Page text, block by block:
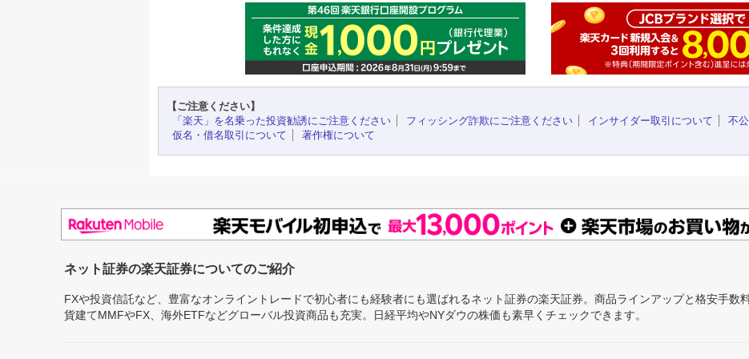
【ご注意ください】
「楽天」を名乗った投資勧誘にご注意ください
フィッシング詐欺にご注意ください インサイダー取引について
不
仮名・借名取引について
著作権について
ネット証券の楽天証券についてのご紹介
FXや投資信託など、豊富なオンライントレードで初心者にも経験者にも選ばれるネット証券の楽天証券。商品ラインアップと格安手数
貨建てMMFやFX、海外ETFなどグローバル投資商品も充実。日経平均やNYダウの株価も素早くチェックできます。